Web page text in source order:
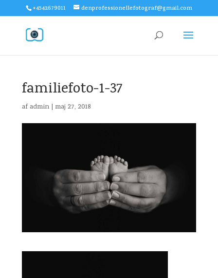
+4542679011 denprofessionellefotograf@gmail.com
familiefoto-1-37
af admin| maj 27, 2018